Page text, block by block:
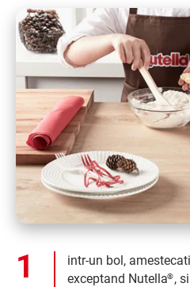
intr-un bol,
exceptand Nutella®,